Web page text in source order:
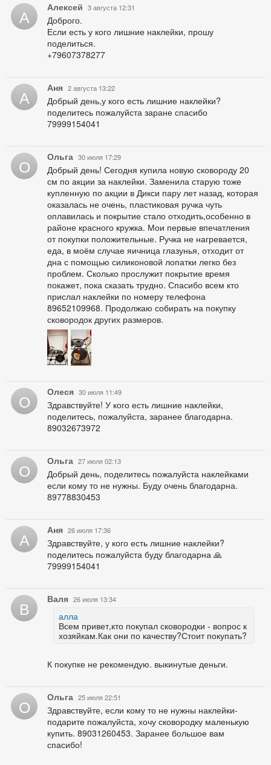
А Алексей 3 августа 12:31
Доброго.
Если есть у кого лишние наклейки, прошу
поделиться.
+79607378277
А Аня 2 августа 13:22
Добрый день,у кого есть лишние наклейки?
поделитесь пожалуйста заране спасибо
79999154041
О Ольга 30 июля 17:29
Добрый день! Сегодня купила новую сковороду 20
см по акции за наклейки. Заменила старую тоже
купленную по акции в Дикси пару лет назад, которая
оказалась не очень, пластиковая ручка чуть
оплавилась и покрытие стало отходить,особенно в
районе красного кружка. Мои первые впечатления
от покупки положительные. Ручка не нагревается,
еда, в моём случае яичница глазунья, отходит от
дна с помощью силиконовой лопатки легко без
проблем. Сколько прослужит покрытие время
покажет, пока сказать трудно. Спасибо всем кто
прислал наклейки по номеру телефона
89652109968. Продолжаю собирать на покупку
сковородок других размеров.
О Олеся 30 июля 11:49
Здравствуйте! У кого есть лишние наклейки,
поделитесь, пожалуйста, заранее благодарна.
89032673972
О Ольга 27 июля 02:13
Добрый день, поделитесь пожалуйста наклейками
если кому то не нужны. Буду очень благодарна.
89778830453
А Аня 26 июля 17:36
Здравствуйте, у кого есть лишние наклейки?
поделитесь пожалуйста буду благодарна 🙏
79999154041
В Валя 26 июля 13:34
алла
Всем привет,кто покупал сковородки - вопрос к
хозяйкам.Как они по качеству?Стоит покупать?
К покупке не рекомендую. выкинутые деньги.
О Ольга 25 июля 22:51
Здравствуйте, если кому то не нужны наклейки-
подарите пожалуйста, хочу сковородку маленькую
купить. 89031260453. Заранее большое вам
спасибо!